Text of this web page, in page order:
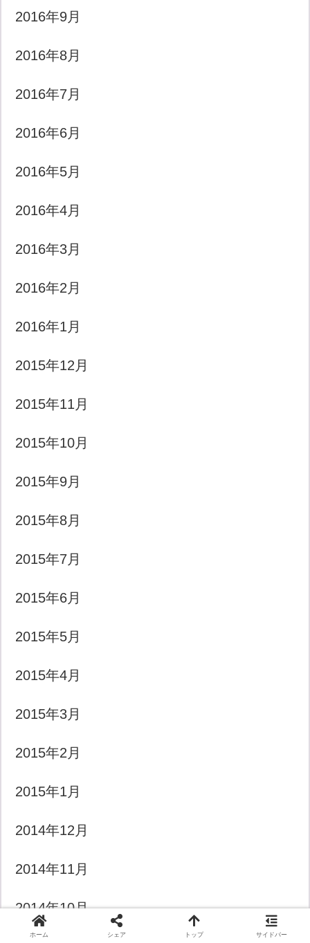
2016年9月
2016年8月
2016年7月
2016年6月
2016年5月
2016年4月
2016年3月
2016年2月
2016年1月
2015年12月
2015年11月
2015年10月
2015年9月
2015年8月
2015年7月
2015年6月
2015年5月
2015年4月
2015年3月
2015年2月
2015年1月
2014年12月
2014年11月
2014年10月
ホーム シェア トップ サイドバー